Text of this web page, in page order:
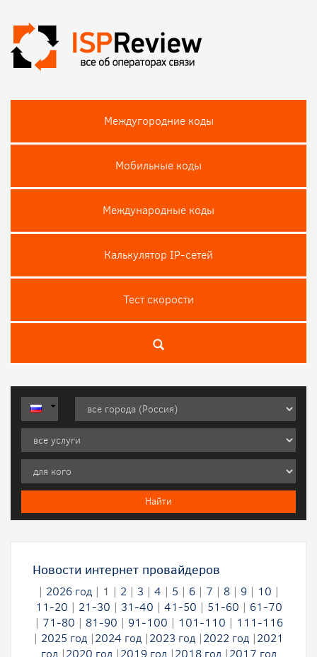
Междугородние коды
Мобильные коды
Международные коды
Калькулятор IP-сетей
Тест скороcти
Новости интернет провайдеров
| 2026 год| 1 | 2| 3 | 4 | 5 | 6| 7 | 8| 9| 10 |
11-20 | 21-30 | 31-40 | 41-50 | 51-60 | 61-70
| 71-80 | 81-90 | 91-100 | 101-110 | 111-116
| 2025 год |2024 год |2023 год |2022 год |2021
год|2020 год|2019 год|2018 год|2017 год